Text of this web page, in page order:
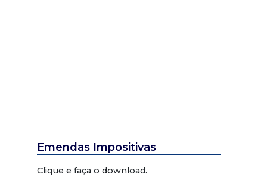
Emendas Impositivas
Clique e faça o download.